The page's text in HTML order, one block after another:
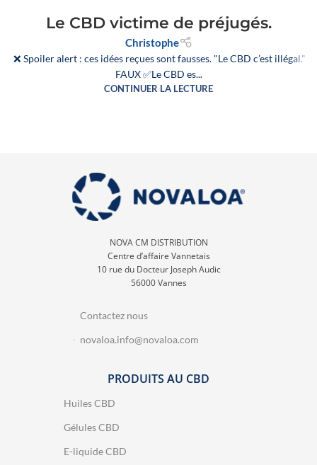
Le CBD victime de préjugés.
Christophe
❌ Spoiler alert : ces idées reçues sont fausses. "Le CBD c’est illégal."
FAUX ✅Le CBD es...
CONTINUER LA LECTURE
NOVA CM DISTRIBUTION
Centre d’affaire Vannetais
10 rue du Docteur Joseph Audic
56000 Vannes
Contactez nous
novaloa.info@novaloa.com
PRODUITS AU CBD
Huiles CBD
Gélules CBD
E-liquide CBD